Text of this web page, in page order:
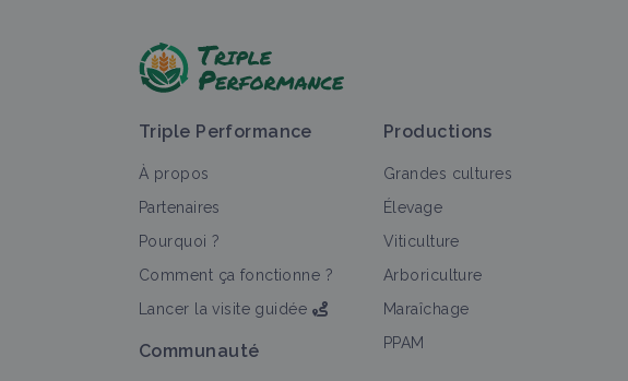
Triple Performance
À propos
Partenaires
Pourquoi ?
Comment ça fonctionne ?
Lancer la visite guidée
Communauté
Productions
Grandes cultures
Élevage
Viticulture
Arboriculture
Maraîchage
PPAM